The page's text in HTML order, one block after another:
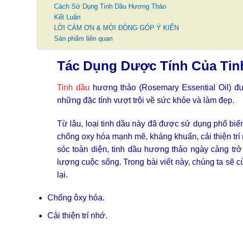
Cách Sử Dụng Tinh Dầu Hương Thảo
Kết Luận
LỜI CẢM ƠN & MỜI ĐÓNG GÓP Ý KIẾN
Sản phẩm liên quan
Tác Dụng Dược Tính Của
Tinh dầu hương thảo (Rosemary Essential Oil)
những đặc tính vượt trội về sức khỏe và làm đẹp.
Từ lâu, loại tinh dầu này đã được sử dụng phổ
chống oxy hóa mạnh mẽ, kháng khuẩn, cải thiện
sóc toàn diện, tinh dầu hương thảo ngày càng
lượng cuộc sống. Trong bài viết này, chúng ta sẽ
lại.
Chống ôxy hóa.
Cải thiện trí nhớ.